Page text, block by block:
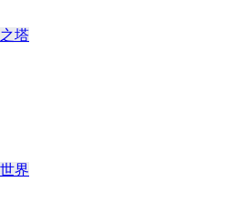
塔
界